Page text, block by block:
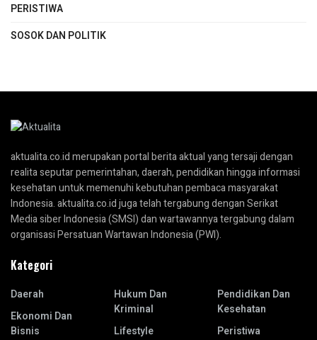
PERISTIWA
SOSOK DAN POLITIK
aktualita.co.id merupakan portal berita aktual yang tersaji dengan
realita seputar pemerintahan, daerah, pendidikan hingga informasi
kesehatan untuk memenuhi kebutuhan pembaca masyarakat
Indonesia. aktualita.co.id juga telah tergabung dengan Serikat
Media siber Indonesia (SMSI) dan wartawannya tergabung dalam
organisasi Persatuan Wartawan Indonesia (PWI).
Kategori
Daerah
Ekonomi Dan
Bisnis
Hukum Dan
Kriminal
Lifestyle
Pendidikan Dan
Kesehatan
Peristiwa